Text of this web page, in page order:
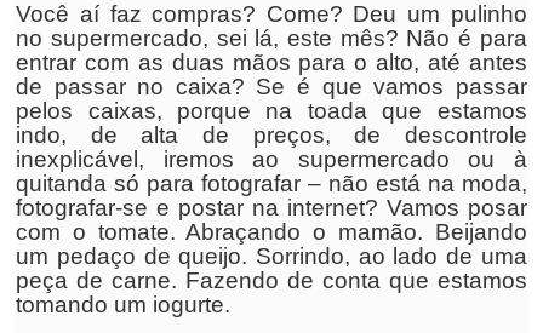
Você aí faz compras? Come? Deu um pulinho
no supermercado, sei lá, este mês? Não é para
entrar com as duas mãos para o alto, até antes
de passar no caixa? Se é que vamos passar
pelos caixas, porque na toada que estamos
indo, de alta de preços, de descontrole
inexplicável, iremos ao supermercado ou à
quitanda só para fotografar – não está na moda,
fotografar-se e postar na internet? Vamos posar
com o tomate. Abraçando o mamão. Beijando
um pedaço de queijo. Sorrindo, ao lado de uma
peça de carne. Fazendo de conta que estamos
tomando um iogurte.